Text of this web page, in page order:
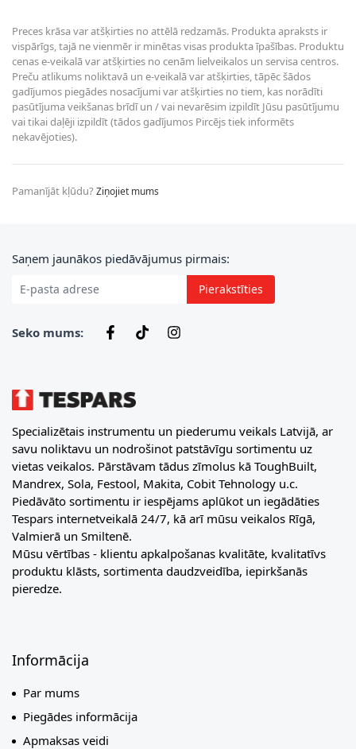
Preces krāsa var atšķirties no attēlā redzamās. Produkta apraksts ir
vispārīgs, tajā ne vienmēr ir minētas visas produkta īpašības. Produktu
cenas e-veikalā var atšķirties no cenām lielveikalos un servisa centros.
Preču atlikums noliktavā un e-veikalā var atšķirties, tāpēc šādos
gadījumos piegādes nosacījumi var atšķirties no tiem, kas norādīti
pasūtījuma veikšanas brīdī un / vai nevarēsim izpildīt Jūsu pasūtījumu
vai tikai daļēji izpildīt (tādos gadījumos Pircējs tiek informēts
nekavējoties).
Pamanījāt kļūdu?Ziņojiet mums
E-pasta adrese
Saņem jaunākos piedāvājumus pirmais:
Pierakstīties
Seko mums:
Specializētais instrumentu un piederumu veikals Latvijā, ar
savu noliktavu un nodrošinot patstāvīgu sortimentu uz
vietas veikalos. Pārstāvam tādus zīmolus kā ToughBuilt,
Mandrex, Sola, Festool, Makita, Cobit Tehnology u.c.
Piedāvāto sortimentu ir iespējams aplūkot un iegādāties
Tespars internetveikalā 24/7, kā arī mūsu veikalos Rīgā,
Valmierā un Smiltenē.
Mūsu vērtības - klientu apkalpošanas kvalitāte, kvalitatīvs
produktu klāsts, sortimenta daudzveidība, iepirkšanās
pieredze.
Informācija
Par mums
Piegādes informācija
Apmaksas veidi